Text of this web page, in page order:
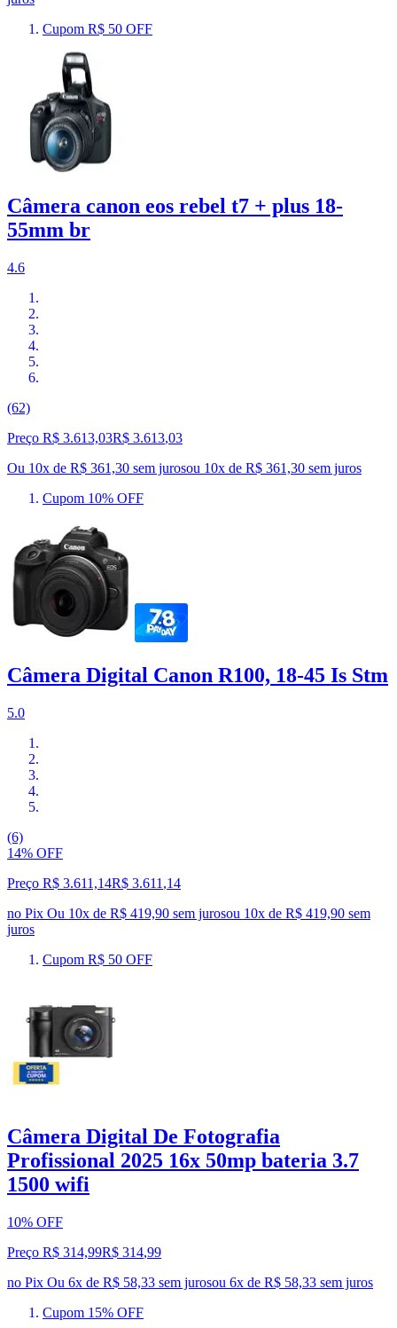
Cupom R$ 50 OFF
Câmera canon eos rebel t7 + plus 18-
55mm br
4.6
(62)
Preço R$ 3.613,03R$ 3.613,03
Ou 10x de R$ 361,30 sem jurosou 10x de R$ 361,30 sem juros
Cupom 10% OFF
Câmera Digital Canon R100, 18-45 Is Stm
5.0
(6)
14% OFF
Preço R$ 3.611,14R$ 3.611 ,14
no Pix Ou 10x de R$ 419,90 sem jurosou 10x de R$ 419,90 sem
juros
Cupom R$ 50 OFF
Câmera Digital De Fotografia
Profissional 2025 16x 50mp bateria 3.7
1500 wifi
10% OFF
Preço R$ 314,99R$ 314,99
no Pix Ou 6x de R$ 58,33 sem jurosou 6x de R$ 58,33 sem juros
Cupom 15% OFF